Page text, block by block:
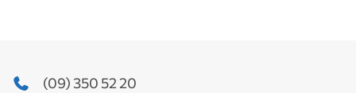
(09) 350 52 20